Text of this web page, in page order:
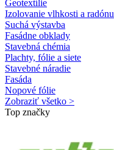
Geotextílie
Izolovanie vlhkosti a radónu
Suchá výstavba
Fasádne obklady
Stavebná chémia
Plachty, fólie a siete
Stavebné náradie
Fasáda
Nopové fólie
Zobraziť všetko >
Top značky